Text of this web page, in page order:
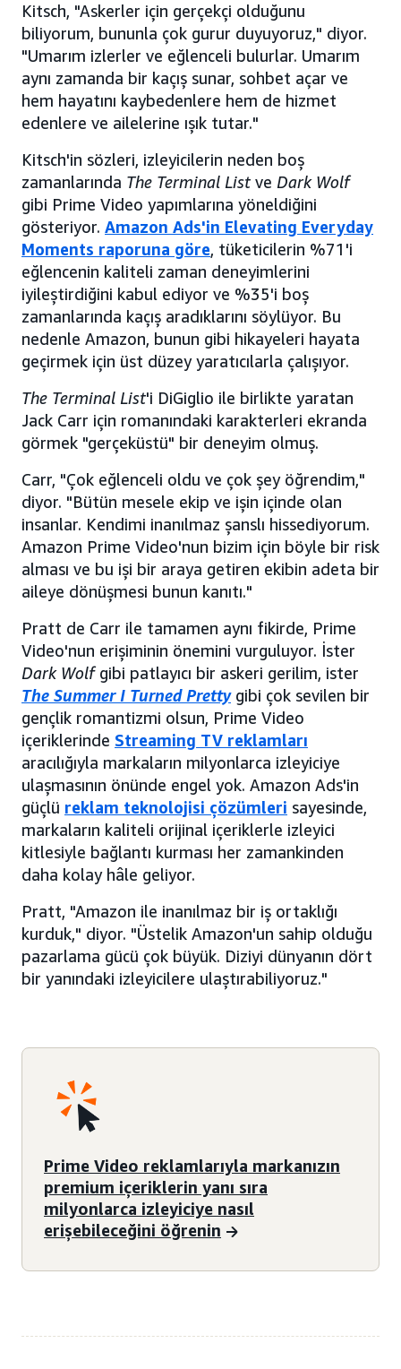
Kitsch, "Askerler için gerçekçi olduğunu
biliyorum, bununla çok gurur duyuyoruz," diyor.
"Umarım izlerler ve eğlenceli bulurlar. Umarım
aynı zamanda bir kaçış sunar, sohbet açar ve
hem hayatını kaybedenlere hem de hizmet
edenlere ve ailelerine ışık tutar."
Kitsch'in sözleri, izleyicilerin neden boş
zamanlarında The Terminal List ve Dark Wolf
gibi Prime Video yapımlarına yöneldiğini
gösteriyor. Amazon Ads'in Elevating Everyday
Moments raporuna göre, tüketicilerin %71'i
eğlencenin kaliteli zaman deneyimlerini
iyileştirdiğini kabul ediyor ve %35'i boş
zamanlarında kaçış aradıklarını söylüyor. Bu
nedenle Amazon, bunun gibi hikayeleri hayata
geçirmek için üst düzey yaratıcılarla çalışıyor.
The Terminal List'i DiGiglio ile birlikte yaratan
Jack Carr için romanındaki karakterleri ekranda
görmek "gerçeküstü" bir deneyim olmuş.
Carr, "Çok eğlenceli oldu ve çok şey öğrendim,"
diyor. "Bütün mesele ekip ve işin içinde olan
insanlar. Kendimi inanılmaz şanslı hissediyorum.
Amazon Prime Video'nun bizim için böyle bir risk
alması ve bu işi bir araya getiren ekibin adeta bir
aileye dönüşmesi bunun kanıtı."
Pratt de Carr ile tamamen aynı fikirde, Prime
Video'nun erişiminin önemini vurguluyor. İster
Dark Wolfgibi patlayıcı bir askeri gerilim, ister
The Summer I Turned Prettygibi çok sevilen bir
gençlik romantizmi olsun, Prime Video
içeriklerinde Streaming TV reklamları
aracılığıyla markaların milyonlarca izleyiciye
ulaşmasının önünde engel yok. Amazon Ads'in
güçlü reklam teknolojisi çözümleri sayesinde,
markaların kaliteli orijinal içeriklerle izleyici
kitlesiyle bağlantı kurması her zamankinden
daha kolay hâle geliyor.
Pratt, "Amazon ile inanılmaz bir iş ortaklığı
kurduk," diyor. "Üstelik Amazon'un sahip olduğu
pazarlama gücü çok büyük. Diziyi dünyanın dört
bir yanındaki izleyicilere ulaştırabiliyoruz."
Prime Video reklamlarıyla markanızın
premium içeriklerin yanı sıra
milyonlarca izleyiciye nasıl
erişebileceğini öğrenin